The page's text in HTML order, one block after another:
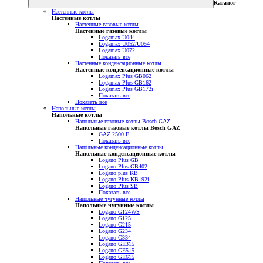
Каталог
Настенные котлы
Настенные котлы
Настенные газовые котлы
Настенные газовые котлы
Logamax U044
Logamax U052/U054
Logamax U072
Показать все
Настенные конденсационные котлы
Настенные конденсационные котлы
Logamax Plus GB062
Logamax Plus GB162
Logamax Plus GB172i
Показать все
Показать все
Напольные котлы
Напольные котлы
Напольные газовые котлы Bosch GAZ
Напольные газовые котлы Bosch GAZ
GAZ 2500 F
Показать все
Напольные конденсационные котлы
Напольные конденсационные котлы
Logano Plus GB
Logano Plus GB402
Logano plus KB
Logano Plus KB192i
Logano Plus SB
Показать все
Напольные чугунные котлы
Напольные чугунные котлы
Logano G124WS
Logano G125
Logano G215
Logano G234
Logano G334
Logano GE315
Logano GE515
Logano GE615